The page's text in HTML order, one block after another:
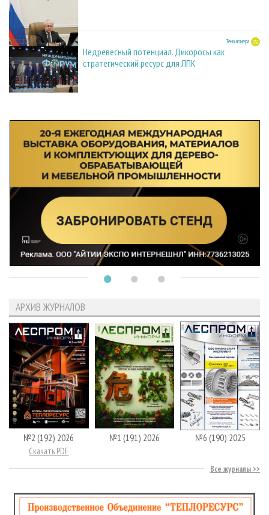
27.05.2026 Тема номера
Недревесный потенциал. Дикоросы как
стратегический ресурс для ЛПК
АРХИВ ЖУРНАЛОВ
№2 (192) 2026
Скачать PDF
№1 (191) 2026 №6 (190) 2025
Все журналы